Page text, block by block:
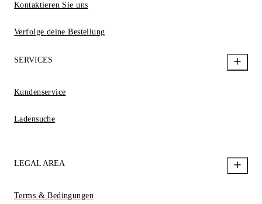
Kontaktieren Sie uns
Verfolge deine Bestellung
SERVICES
Kundenservice
Ladensuche
LEGAL AREA
Terms & Bedingungen